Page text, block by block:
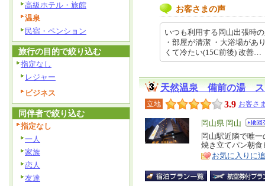
お客さまの声
いつも利用する岡山出張時
・部屋が清潔 ・大浴場があ
くて冷たい(15C前後) 改善
天然温泉 備前の湯 ス
立地 3.9 お客さ
エ
リ
ア
岡山県 岡山
特
徴
岡山駅近隣で唯
焼き立てパン朝
お気に入りに
高級ホテル・旅館
温泉
民宿・ペンション
旅行の目的で絞り込む
指定なし
レジャー
ビジネス
同伴者で絞り込む
指定なし
一人
家族
恋人
友達